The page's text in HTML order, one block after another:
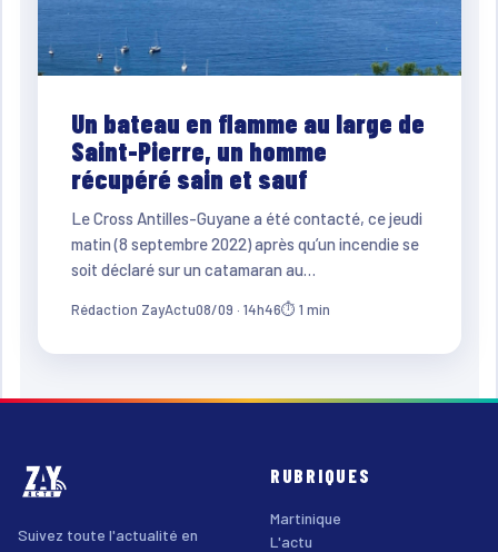
Un bateau en flamme au large de
Saint-Pierre, un homme
récupéré sain et sauf
Le Cross Antilles-Guyane a été contacté, ce jeudi
matin (8 septembre 2022) après qu’un incendie se
soit déclaré sur un catamaran au…
Rédaction ZayActu08/09 · 14h46⏱ 1 min
Suivez toute l'actualité en
RUBRIQUES
Martinique
L'actu